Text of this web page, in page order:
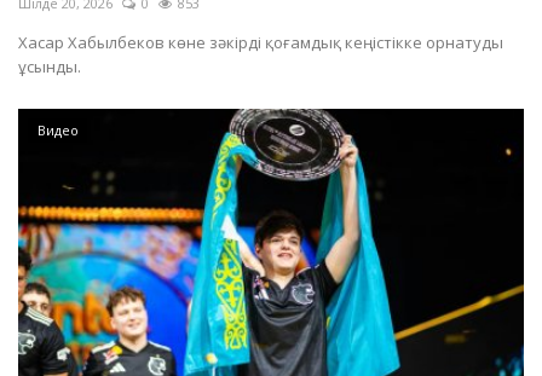
Хасар Хабылбеков көне зәкірді қоғамдық кеңістікке орнатуды
ұсынды.
Видео